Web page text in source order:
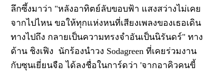
ลึกซึ้งมาว่า "หลังอาทิตย์ลับขอบฟ้า แสงสว่างไม่เคย
จากไปไหน ขอให้ทุกแห่งหนที่เสียงเพลงของเธอเดิน
ทางไปถึง กลายเป็นความทรงจำอันเป็นนิรันดร์" ทาง
ด้าน ชิงเฟิง นักร้องนำวง Sodagreenที่เคยร่วมงาน
กับซุนเยี่ยนจือ ได้ลงชื่อในการ์ดว่า'จากอาคิวคนขี้